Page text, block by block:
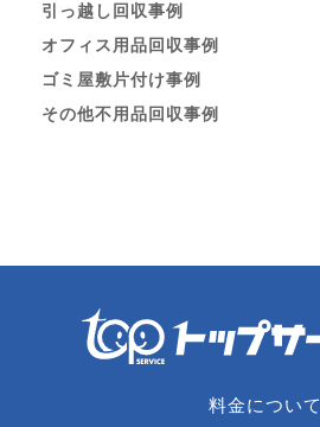
引っ越し回収事例
オフィス用品回収事例
ゴミ屋敷片付け事例
その他不用品回収事例
料金について